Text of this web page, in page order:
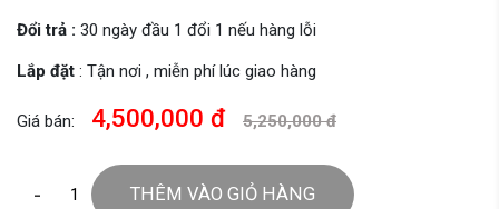
Đổi trả : 30 ngày đầu 1 đổi 1 nếu hàng lỗi
Lắp đặt : Tận nơi , miễn phí lúc giao hàng
Giá bán: 4,500,000 đ 5,250,000 đ
- THÊM VÀO GIỎ HÀNG